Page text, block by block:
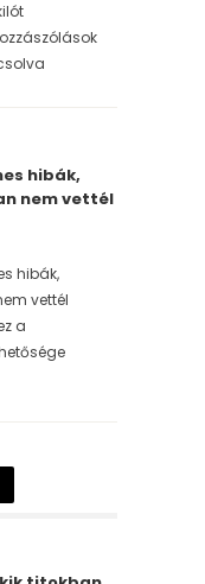
hibák,
nem vettél
hibák,
vettél
a